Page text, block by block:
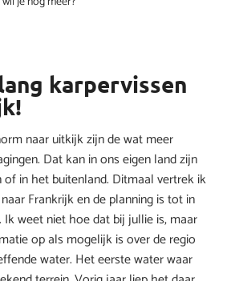
karpervissen
naar uitkijk zijn de wat meer
Dat kan in ons eigen land zijn
in het buitenland. Ditmaal vertrek ik
Frankrijk en de planning is tot in
Ik weet niet hoe dat bij jullie is, maar
op als mogelijk is over de regio
water. Het eerste water waar